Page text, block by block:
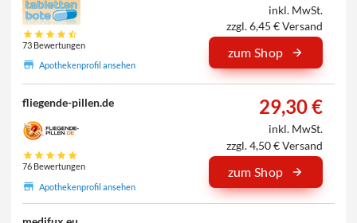
73 Bewertungen
Apothekenprofil ansehen
inkl. MwSt.
zzgl. 6,45 € Versand
zum Shop
fliegende-pillen.de
76 Bewertungen
Apothekenprofil ansehen
29,30 €
inkl. MwSt.
zzgl. 4,50 € Versand
zum Shop